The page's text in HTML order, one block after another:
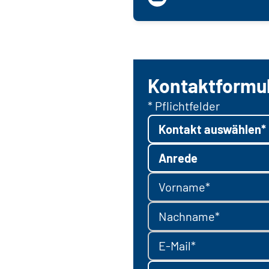
* Pflichtfelder
Kontakt auswählen*
Anrede
Vorname*
Nachname*
E-Mail*